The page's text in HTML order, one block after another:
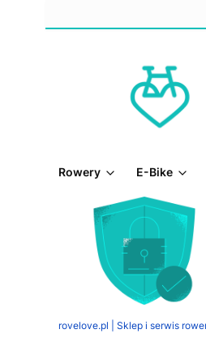
Rowery E-Bike
rovelove.pl | Sklep i serwis